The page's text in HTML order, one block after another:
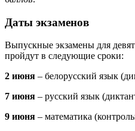
Даты экзаменов
Выпускные экзамены для
пройдут в следующие сроки:
2 июня – белорусский язык
7 июня – русский язык
9 июня – математика